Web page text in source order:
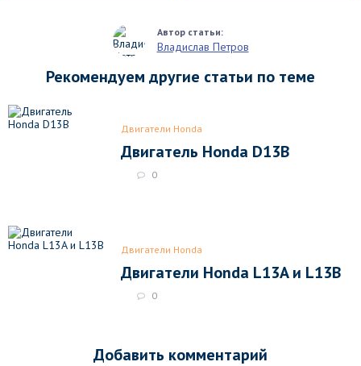
Владислав Петров
Рекомендуем другие статьи по теме
Двигатели Honda
Двигатель Honda D13B
0
Двигатели Honda
Двигатели Honda L13A и L13B
0
Добавить комментарий